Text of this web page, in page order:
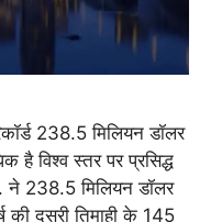
238.5 मिलियन डॉलर
है विश्व स्तर पर प्रसिद्ध
ने 238.5 मिलियन डॉलर
की दूसरी तिमाही के 145